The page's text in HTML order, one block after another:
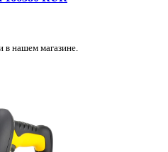
в нашем магазине.